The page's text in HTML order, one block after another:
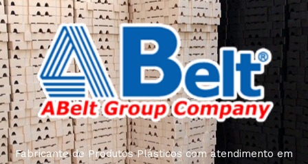
Fabricante de Produtos Plásticos com atendimento em